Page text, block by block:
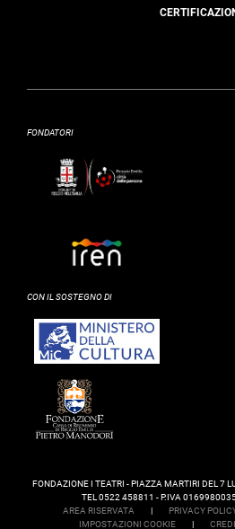
FONDATORI
CON IL SOSTEGNO DI
FONDAZIONE I TEATRI - PIAZZA MARTIRI DEL 7
TEL 0522 458811 - P.IVA
AREA RISERVATA
| PRIVACY
IMPOSTAZIONI COOKIE
|